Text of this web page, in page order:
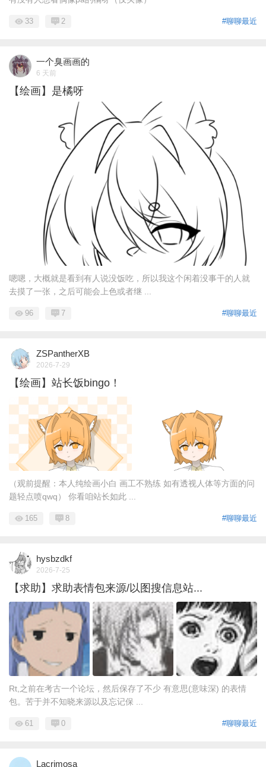
#聊聊最近
33 2
一个臭画画的
6 天前
【绘画】是橘呀
嗯嗯，大概就是看到有人说没饭吃，所以我这个闲着没事干的人就
去摸了一张，之后可能会上色或者继 ...
#聊聊最近
96 7
ZSPantherXB
2026-7-29
【绘画】站长饭bingo！
（观前提醒：本人纯绘画小白 画工不熟练 如有透视人体等方面的问
题轻点喷qwq） 你看咱站长如此 ...
#聊聊最近
165 8
hysbzdkf
2026-7-25
【求助】求助表情包来源/以图搜信息站...
Rt,之前在考古一个论坛，然后保存了不少 有意思(意味深) 的表情
包。苦于并不知晓来源以及忘记保 ...
#聊聊最近
61 0
Lacrimosa